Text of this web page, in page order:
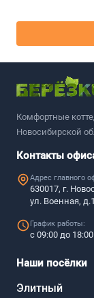
Комфортные
Новосибирской
Контакты
Адрес главного
630017, г.
ул. Военная,
График работы:
с 09:00 до
Наши посёлки
Элитный